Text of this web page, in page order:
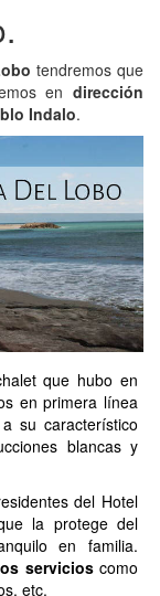
tendremos que
en dirección
Indalo.
que hubo en
en primera línea
su característico
blancas y
del Hotel
la protege del
en familia.
servicioscomo
etc.